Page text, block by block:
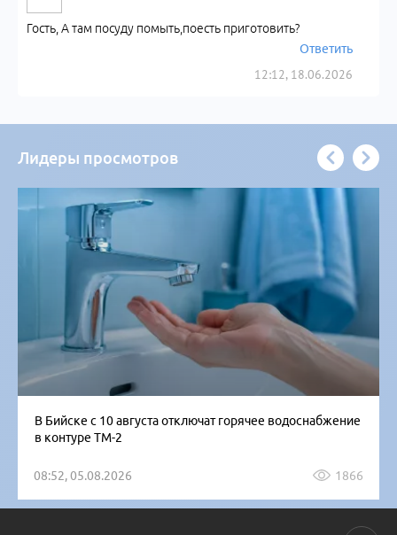
12:12, 18.06.2026
Гость, А там посуду помыть,поесть приготовить?
Ответить
Лидеры просмотров
В Бийске с 10 августа отключат горячее водоснабжение
в контуре ТМ-2
08:52, 05.08.2026 1866